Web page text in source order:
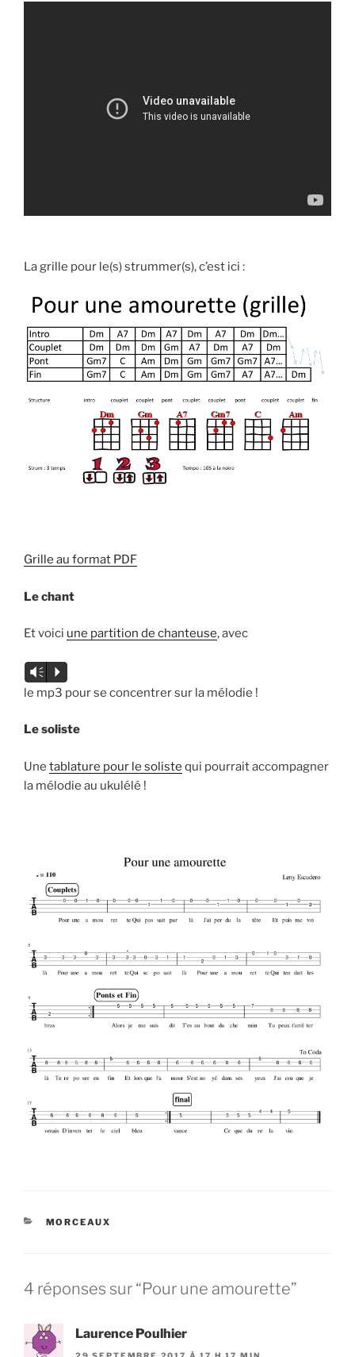
La grille pour le(s) strummer(s), c’est ici :
Grille au format PDF
Le chant
Et voici une partition de chanteuse, avec
Lecteur
audio
Vm P
le mp3 pour se concentrer sur la mélodie !
Le soliste
Une tablature pour le soliste qui pourrait accompagner
la mélodie au ukulélé !
CATÉGORIES
MORCEAUX
4 réponses sur “Pour une amourette”
Laurence Poulhier